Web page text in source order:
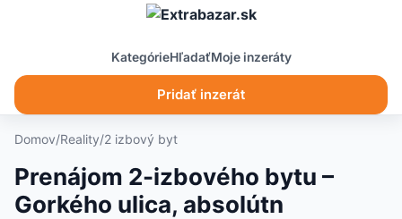
KategórieHľadaťMoje inzeráty
Pridať inzerát
Domov/Reality/2 izbový byt
Prenájom 2-izbového bytu –
Gorkého ulica, absolútn